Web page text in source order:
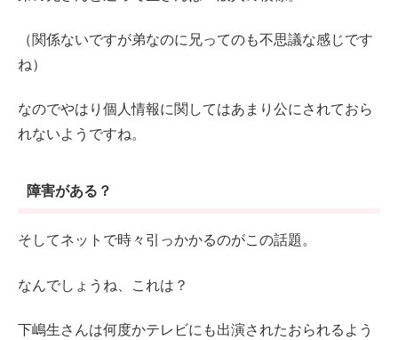
（関係ないですが弟なのに兄ってのも不思議な感じです
ね）
なのでやはり個人情報に関してはあまり公にされておら
れないようですね。
障害がある？
そしてネットで時々引っかかるのがこの話題。
なんでしょうね、これは？
下嶋生さんは何度かテレビにも出演されたおられるよう